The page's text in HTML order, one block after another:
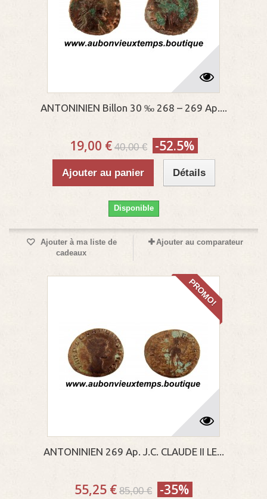
ANTONINIEN Billon 30 ‰ 268 – 269 Ap....
19,00 € 40,00 € -52.5%
Ajouter au panier Détails
Disponible
Ajouter à ma liste de
cadeaux
Ajouter au comparateur
PROMO!
ANTONINIEN 269 Ap. J.C. CLAUDE II LE...
55,25 € 85,00 € -35%